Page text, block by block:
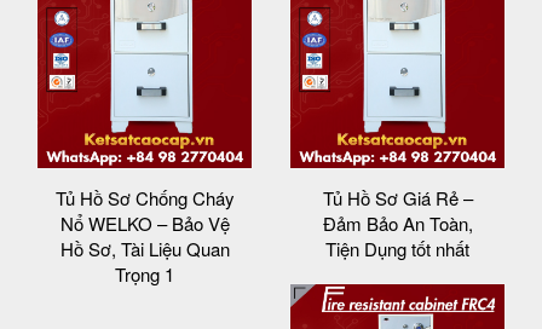
Tủ Hồ Sơ Chống Cháy
Nổ WELKO – Bảo Vệ
Hồ Sơ, Tài Liệu Quan
Trọng 1
Tủ Hồ Sơ Giá Rẻ –
Đảm Bảo An Toàn,
Tiện Dụng tốt nhất